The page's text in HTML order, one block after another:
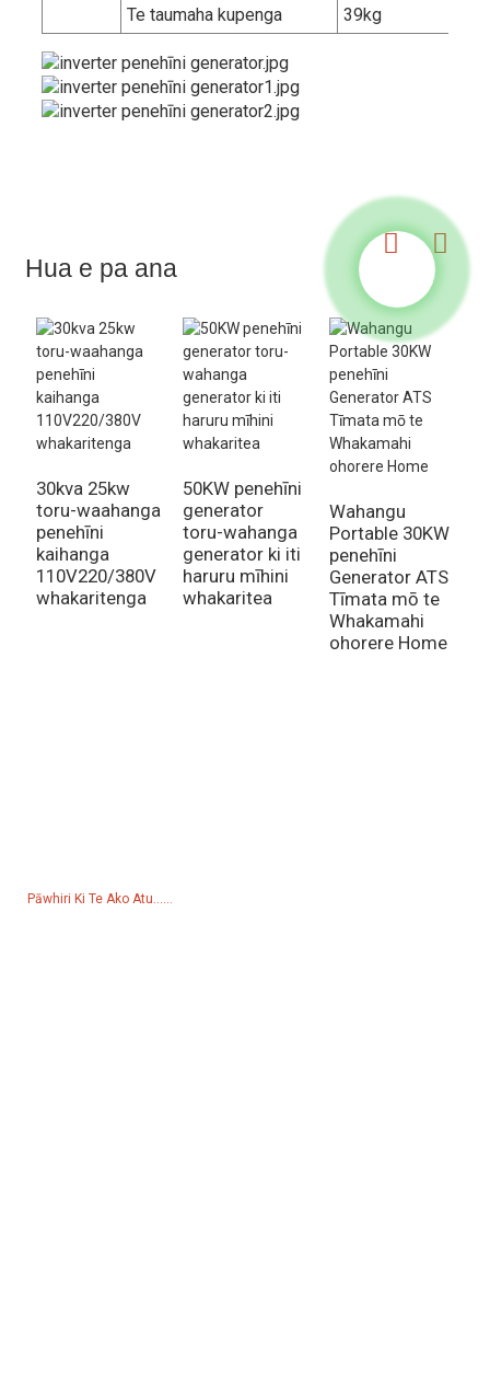
Te taumaha kupenga
39kg
Hua e pa ana
30kva 25kw
toru-waahanga
penehīni
kaihanga
110V220/380V
whakaritenga
50KW penehīni
generator
toru-wahanga
generator ki iti
haruru mīhini
whakaritea
Wahangu
Portable 30KW
penehīni
Generator ATS
Tīmata mō te
Whakamahi
ohorere Home
Pāwhiri Ki Te Ako Atu......